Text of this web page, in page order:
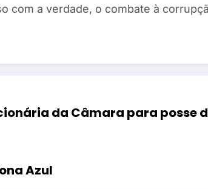
com a verdade, o combate à
da Câmara para posse
Azul